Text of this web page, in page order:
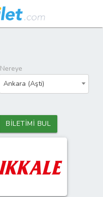
Nereye
Ankara (Aşti)
BİLETİMİ BUL